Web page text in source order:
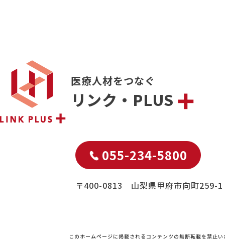
医療人材をつなぐ
リンク・PLUS
055-234-5800
〒400-0813 山梨県甲府市向町259-1
このホームページに掲載されるコンテンツの無断転載を禁止い